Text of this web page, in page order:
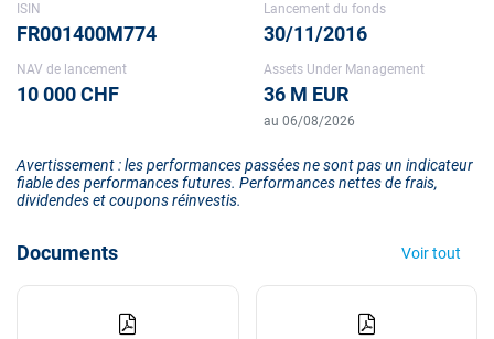
ISIN
FR001400M774
Lancement du fonds
30/11/2016
NAV de lancement
10 000 CHF
Assets Under Management
36 M EUR
au 06/08/2026
Avertissement : les performances passées ne sont pas un indicateur
fiable des performances futures. Performances nettes de frais,
dividendes et coupons réinvestis.
Documents Voir tout